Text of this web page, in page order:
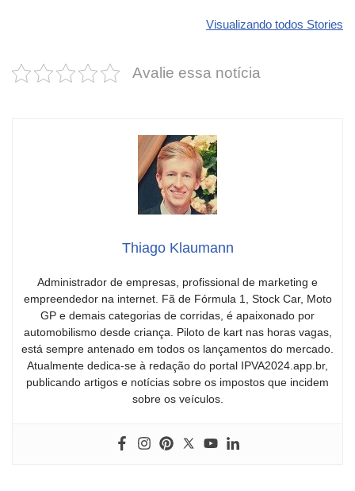
Visualizando todos Stories
2025!
Dodge pode ter
de emoção
que
Avalie essa notícia
Thiago Klaumann
Administrador de empresas, profissional de marketing e
empreendedor na internet. Fã de Fórmula 1, Stock Car, Moto
GP e demais categorias de corridas, é apaixonado por
automobilismo desde criança. Piloto de kart nas horas vagas,
está sempre antenado em todos os lançamentos do mercado.
Atualmente dedica-se à redação do portal IPVA2024.app.br,
publicando artigos e notícias sobre os impostos que incidem
sobre os veículos.